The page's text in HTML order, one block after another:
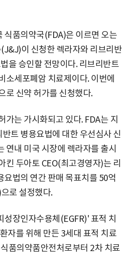
식품의약국(FDA)은 이르면 오는
이 신청한 렉라자와 리브리반
을 승인할 전망이다. 리브리반트
소세포폐암 치료제이다. 이번에
로 신약 허가를 신청했다.
가는 가시화되고 있다. FDA는 지
트 병용요법에 대한 우선심사 신
연내 미국 시장에 렉라자를 출시
킨 두아토 CEO(최고경영자)는 리
요법의 연간 판매 목표치를 50억
로 설정했다.
장인자수용체(EGFR)' 표적 치
자를 위해 만든 3세대 표적 치료
품의약품안전처로부터 2차 치료